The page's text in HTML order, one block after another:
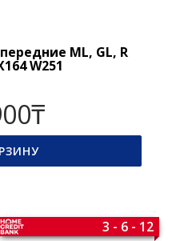
ML, GL, R
W251
₸
3 - 6 - 12